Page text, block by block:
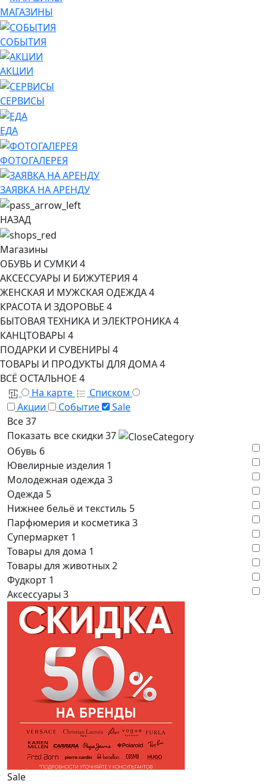
МАГАЗИНЫ
СОБЫТИЯ
АКЦИИ
СЕРВИСЫ
ЕДА
ФОТОГАЛЕРЕЯ
ЗАЯВКА НА АРЕНДУ
НАЗАД
Магазины
ОБУВЬ И СУМКИ 4
АКСЕССУАРЫ И БИЖУТЕРИЯ 4
ЖЕНСКАЯ И МУЖСКАЯ ОДЕЖДА4
КРАСОТА И ЗДОРОВЬЕ 4
БЫТОВАЯ ТЕХНИКА И ЭЛЕКТРОНИКА4
КАНЦТОВАРЫ 4
ПОДАРКИ И СУВЕНИРЫ 4
ТОВАРЫ И ПРОДУКТЫ ДЛЯ ДОМА4
ВСЁ ОСТАЛЬНОЕ 4
На карте
Списком
Акции
Событие
Sale
Все37
Показать все скидки 37
Обувь 6
Ювелирные изделия 1
Молодежная одежда 3
Одежда 5
Нижнее бельё и текстиль 5
Парфюмерия и косметика 3
Супермаркет 1
Товары для дома 1
Товары для животных2
Фудкорт 1
Аксессуары 3
Sale